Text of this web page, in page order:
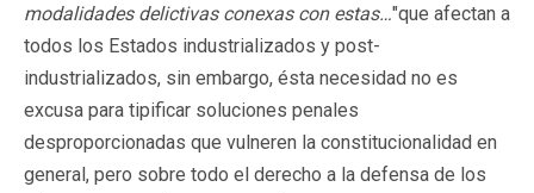
modalidades delictivas conexas con estas…"que afectan a
todos los Estados industrializados y post-
industrializados, sin embargo, ésta necesidad no es
excusa para tipificar soluciones penales
desproporcionadas que vulneren la constitucionalidad en
general, pero sobre todo el derecho a la defensa de los